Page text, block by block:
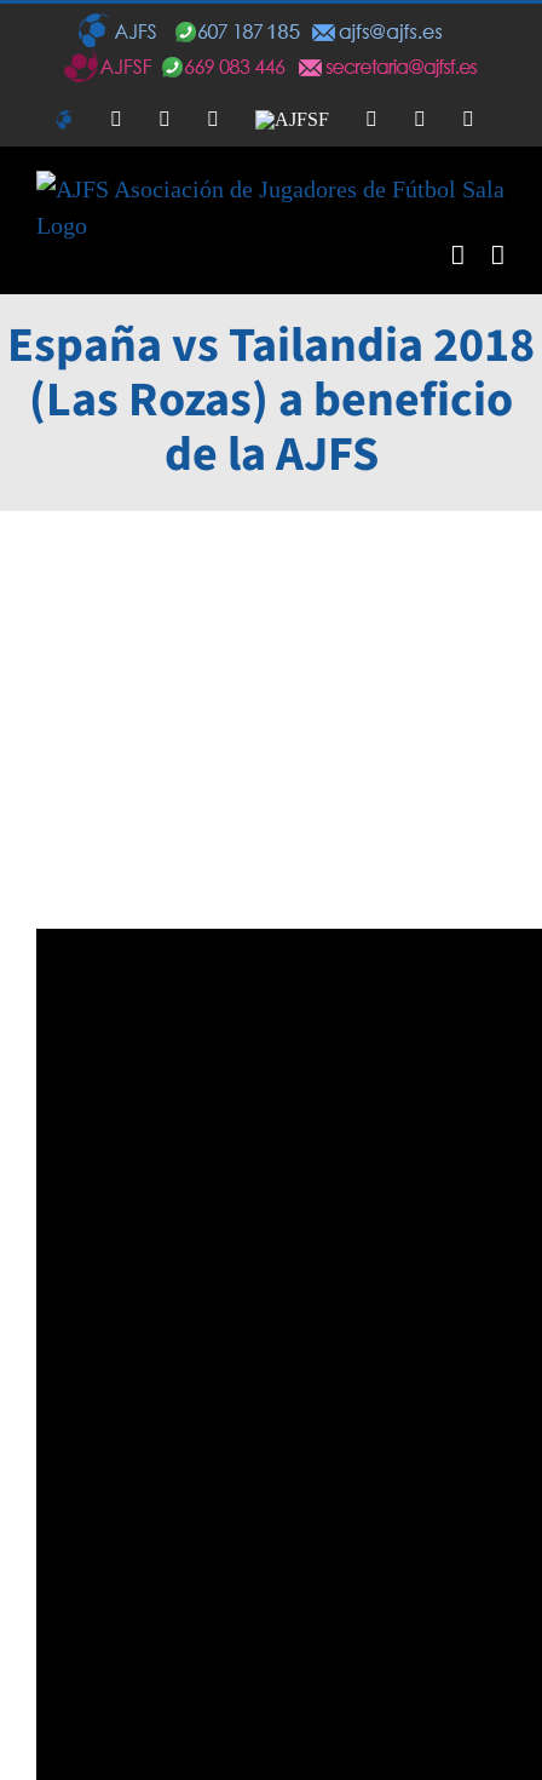
contenido
AJFS FacebookTwitter Instagram
AJFSF FacebookTwitter
España vs Tailandia 2018
(Las Rozas) a beneficio
de la AJFS